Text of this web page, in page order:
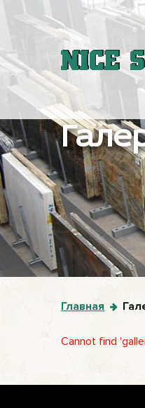
Главная
Cannot find